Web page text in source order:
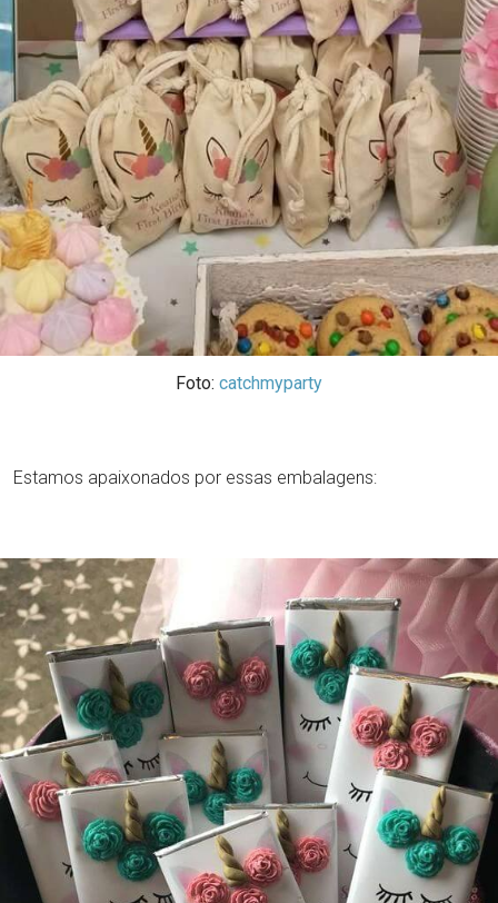
Foto: catchmyparty
Estamos apaixonados por essas embalagens: